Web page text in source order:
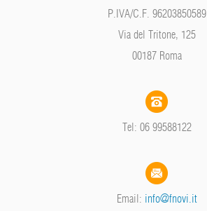
P.IVA/C.F. 96203850589
Via del Tritone, 125
00187 Roma
Tel: 06 99588122
Email: info@fnovi.it